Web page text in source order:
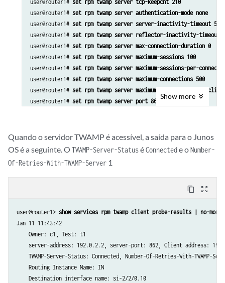
user@router1# set rpm twamp server tcp-keepcnt 210
user@router1# set rpm twamp server authentication-mode none
user@router1# set rpm twamp server server-inactivity-timeout 5
user@router1# set rpm twamp server reflector-inactivity-timeout
user@router1# set rpm twamp server max-connection-duration 0
user@router1# set rpm twamp server maximum-sessions 100
user@router1# set rpm twamp server maximum-sessions-per-
user@router1# set rpm twamp server maximum-connections 500
user@router1# set rpm twamp server maximum-connections-per-
user@router1# set rpm twamp server port 862
Show more
Quando o servidor TWAMP é acessível, a saída para o Junos
OS é a seguinte. O TWAMP-Server-StatuséConnectede oNumber-
Of-Retries-With-TWAMP-Server 1
content_copy zoom_out_map
user@router1> show services rpm twamp client probe-results | no-more
Jan 11 11:43:42
    Owner: c1, Test: t1
server-address: 192.0.2.2, server-port: 862, Client address:
TWAMP-Server-Status: Connected, Number-Of-Retries-With-TWAMP-
    Routing Instance Name: IN
    Destination interface name: si-2/2/0.10